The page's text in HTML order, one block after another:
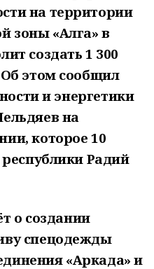
на территории
зоны «Алга» в
создать 1 300
этом сообщил
и энергетики
на
которое 10
республики Радий
о создании
спецодежды
«Аркада» и